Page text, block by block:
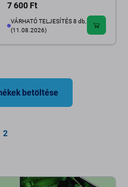
7 600 Ft
VÁRHATÓ TELJESÍTÉS 8 db,
(11.08.2026)
betöltése
2